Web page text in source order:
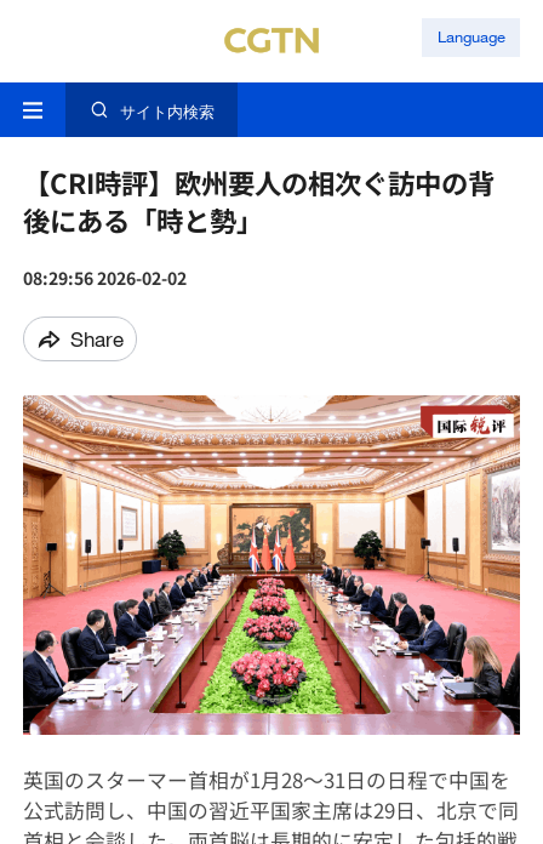
Language
サイト内検索
【CRI時評】欧州要人の相次ぐ訪中の背
後にある「時と勢」
08:29:56 2026-02-02
Share
英国のスターマー首相が1月28〜31日の日程で中国を
公式訪問し、中国の習近平国家主席は29日、北京で同